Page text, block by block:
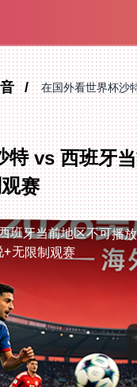
音 在国外看世界杯沙
特 vs 西班牙
赛
班牙当前地区不可播放
无限制观赛